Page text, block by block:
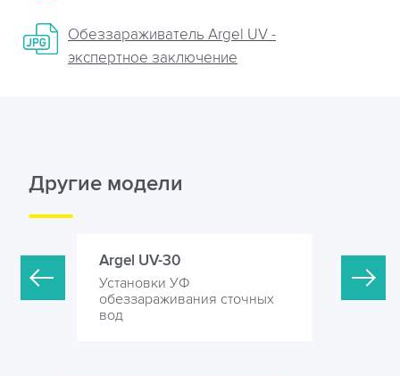
Обеззараживатель Argel UV -
экспертное заключение
Другие модели
Argel UV-30
Установки УФ
обеззараживания сточных
вод
Argel